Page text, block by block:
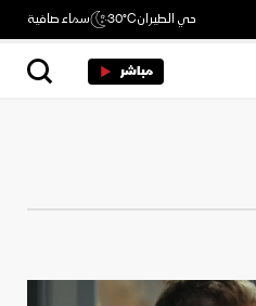
حي الطيران30°C سماء صافية
مباشر